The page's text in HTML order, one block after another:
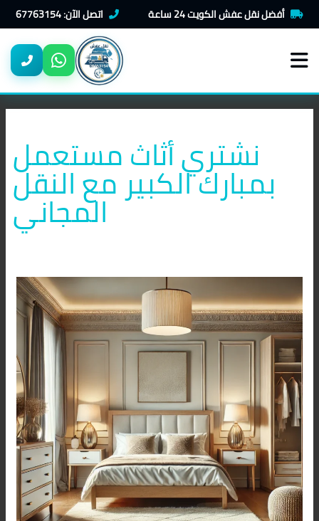
أفضل نقل عفش الكويت 24 ساعة اتصل الآن: 67763154
تخطي
إلى
نشتري أثاث مستعمل
بمبارك الكبير مع النقل
المجاني
شراء
اثاث
مستعمل
بمبارك
الكبير